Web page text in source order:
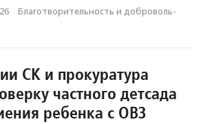
· Благотвори­тель­ность и доброволь­
СК и прокуратура
частного детсада
ребенка с ОВЗ